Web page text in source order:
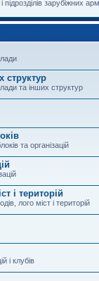
зарубіжних
структур
та інших структур
та організацій
і територій
лого міст і територій
і клубів